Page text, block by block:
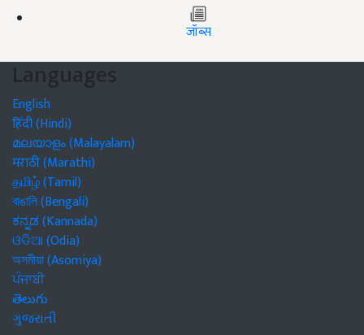
जॉब्स
Languages
English
हिंदी (Hindi)
മലയാളം (Malayalam)
मराठी (Marathi)
தமிழ் (Tamil)
বাঙালি (Bengali)
ಕನ್ನಡ (Kannada)
ଓଡିଆ (Odia)
অসমীয়া (Asomiya)
ਪੰਜਾਬੀ
తెలుగు
ગુજરાતી